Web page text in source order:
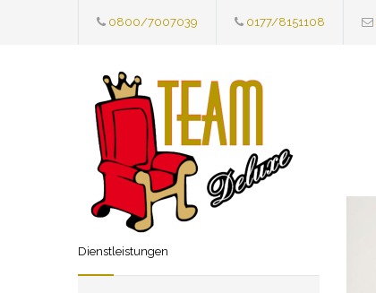
0800/7007039 0177/8151108
Dienstleistungen